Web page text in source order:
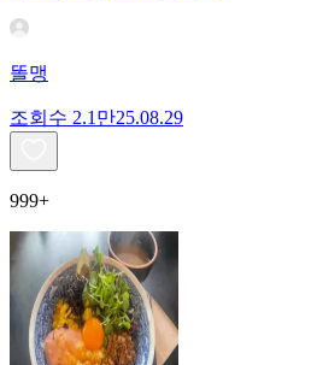
똘맹
조회수 2.1만25.08.29
999+